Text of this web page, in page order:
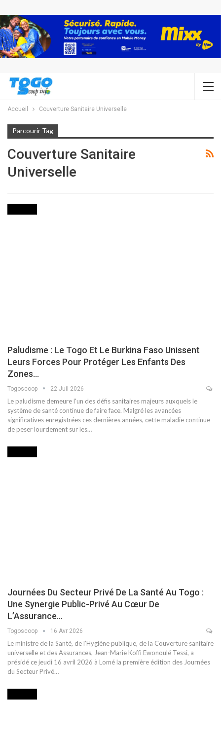
Accueil Couverture Sanitaire Universelle
Parcourir Tag
Couverture Sanitaire
Universelle
Paludisme : Le Togo Et Le Burkina Faso Unissent
Leurs Forces Pour Protéger Les Enfants Des
Zones…
Togoscoop 22 Juil 2026
Le paludisme demeure l'un des défis sanitaires majeurs auxquels le
système de santé continue de faire face. Malgré les avancées
significatives enregistrées ces dernières années, cette maladie continue
de peser lourdement sur les…
Journées Du Secteur Privé De La Santé Au Togo :
Une Synergie Public-Privé Au Cœur De
L’Assurance…
Togoscoop 16 Avr 2026
Le ministre de la Santé, de l’Hygiène publique, de la Couverture sanitaire
universelle et des Assurances, Jean-Marie Koffi Ewonoulé Tessi, a
présidé ce jeudi 16 avril 2026 à Lomé la première édition des Journées
du Secteur Privé…